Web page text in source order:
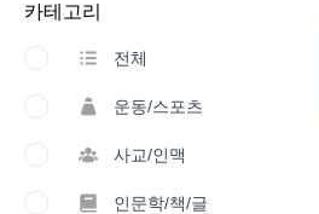
카테고리
전체
운동/스포츠
사교/인맥
인문학/책/글